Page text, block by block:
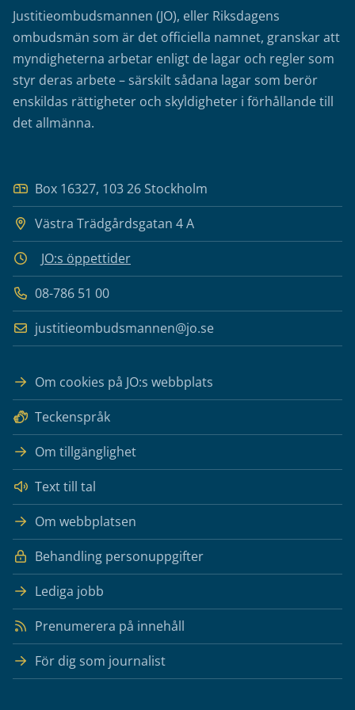
Justitieombudsmannen (JO), eller Riksdagens
ombudsmän som är det officiella namnet, granskar att
myndigheterna arbetar enligt de lagar och regler som
styr deras arbete – särskilt sådana lagar som berör
enskildas rättigheter och skyldigheter i förhållande till
det allmänna.
Box 16327, 103 26 Stockholm
Västra Trädgårdsgatan 4 A
JO:s öppettider
08-786 51 00
justitieombudsmannen@jo.se
Om cookies på JO:s webbplats
Teckenspråk
Om tillgänglighet
Text till tal
Om webbplatsen
Behandling personuppgifter
Lediga jobb
Prenumerera på innehåll
För dig som journalist